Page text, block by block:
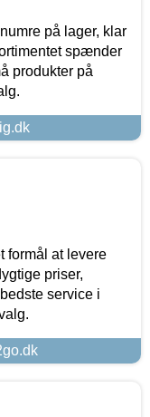
på lager, klar
spænder
produkter på
formål at levere
priser,
service i